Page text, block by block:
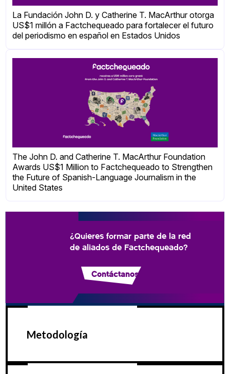
La Fundación John D. y Catherine T. MacArthur otorga
US$1 millón a Factchequeado para fortalecer el futuro
del periodismo en español en Estados Unidos
The John D. and Catherine T. MacArthur Foundation
Awards US$1 Million to Factchequeado to Strengthen
the Future of Spanish-Language Journalism in the
United States
¿Quieres formar parte de la red
de aliados de Factchequeado?
Contáctanos
Metodología